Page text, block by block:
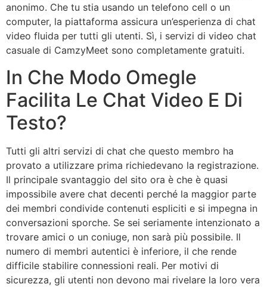
anonimo. Che tu stia usando un telefono cell o un
computer, la piattaforma assicura un’esperienza di chat
video fluida per tutti gli utenti. Sì, i servizi di video chat
casuale di CamzyMeet sono completamente gratuiti.
In Che Modo Omegle
Facilita Le Chat Video E Di
Testo?
Tutti gli altri servizi di chat che questo membro ha
provato a utilizzare prima richiedevano la registrazione.
Il principale svantaggio del sito ora è che è quasi
impossibile avere chat decenti perché la maggior parte
dei membri condivide contenuti espliciti e si impegna in
conversazioni sporche. Se sei seriamente intenzionato a
trovare amici o un coniuge, non sarà più possibile. Il
numero di membri autentici è inferiore, il che rende
difficile stabilire connessioni reali. Per motivi di
sicurezza, gli utenti non devono mai rivelare la loro vera